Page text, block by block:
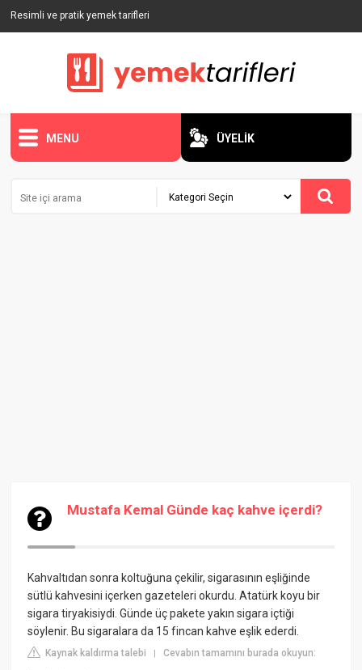
Resimli ve pratik yemek tarifleri
MENU ÜYELİK
Mustafa Kemal Günde kaç kahve içerdi?
Kahvaltıdan sonra koltuğuna çekilir, sigarasının eşliğinde
sütlü kahvesini içerken gazeteleri okurdu. Atatürk koyu bir
sigara tiryakisiydi. Günde üç pakete yakın sigara içtiği
söylenir. Bu sigaralara da 15 fincan kahve eşlik ederdi.
Kaynak kaldırma talebi |Cevabın tamamını burada okuyun: